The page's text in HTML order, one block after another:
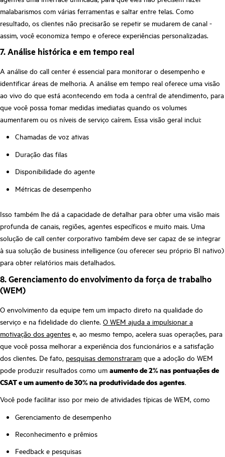
malabarismos com várias ferramentas e saltar entre telas. Como
resultado, os clientes não precisarão se repetir se mudarem de canal -
assim, você economiza tempo e oferece experiências personalizadas.
7. Análise histórica e em tempo real
A análise do call center é essencial para monitorar o desempenho e
identificar áreas de melhoria. A análise em tempo real oferece uma visão
ao vivo do que está acontecendo em toda a central de atendimento, para
que você possa tomar medidas imediatas quando os volumes
aumentarem ou os níveis de serviço caírem. Essa visão geral inclui:
Chamadas de voz ativas
Duração das filas
Disponibilidade do agente
Métricas de desempenho
Isso também lhe dá a capacidade de detalhar para obter uma visão mais
profunda de canais, regiões, agentes específicos e muito mais. Uma
solução de call center corporativo também deve ser capaz de se integrar
à sua solução de business intelligence (ou oferecer seu próprio BI nativo)
para obter relatórios mais detalhados.
8. Gerenciamento do envolvimento da força de trabalho
(WEM)
O envolvimento da equipe tem um impacto direto na qualidade do
serviço e na fidelidade do cliente. O WEM ajuda a impulsionar a
motivação dos agentes e, ao mesmo tempo, acelera suas operações, para
que você possa melhorar a experiência dos funcionários e a satisfação
dos clientes. De fato, pesquisas demonstraram que a adoção do WEM
pode produzir resultados como um aumento de 2% nas pontuações de
CSAT e um aumento de 30% na produtividade dos agentes.
Você pode facilitar isso por meio de atividades típicas de WEM, como
Gerenciamento de desempenho
Reconhecimento e prêmios
Feedback e pesquisas